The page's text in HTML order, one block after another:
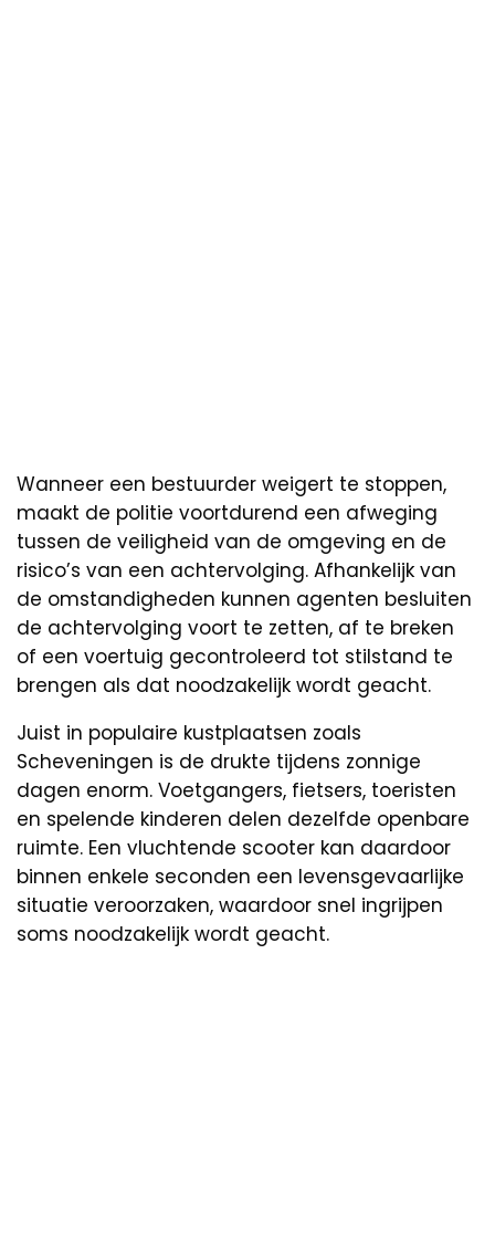
Wanneer een bestuurder weigert te stoppen,
maakt de politie voortdurend een afweging
tussen de veiligheid van de omgeving en de
risico’s van een achtervolging. Afhankelijk van
de omstandigheden kunnen agenten besluiten
de achtervolging voort te zetten, af te breken
of een voertuig gecontroleerd tot stilstand te
brengen als dat noodzakelijk wordt geacht.
Juist in populaire kustplaatsen zoals
Scheveningen is de drukte tijdens zonnige
dagen enorm. Voetgangers, fietsers, toeristen
en spelende kinderen delen dezelfde openbare
ruimte. Een vluchtende scooter kan daardoor
binnen enkele seconden een levensgevaarlijke
situatie veroorzaken, waardoor snel ingrijpen
soms noodzakelijk wordt geacht.